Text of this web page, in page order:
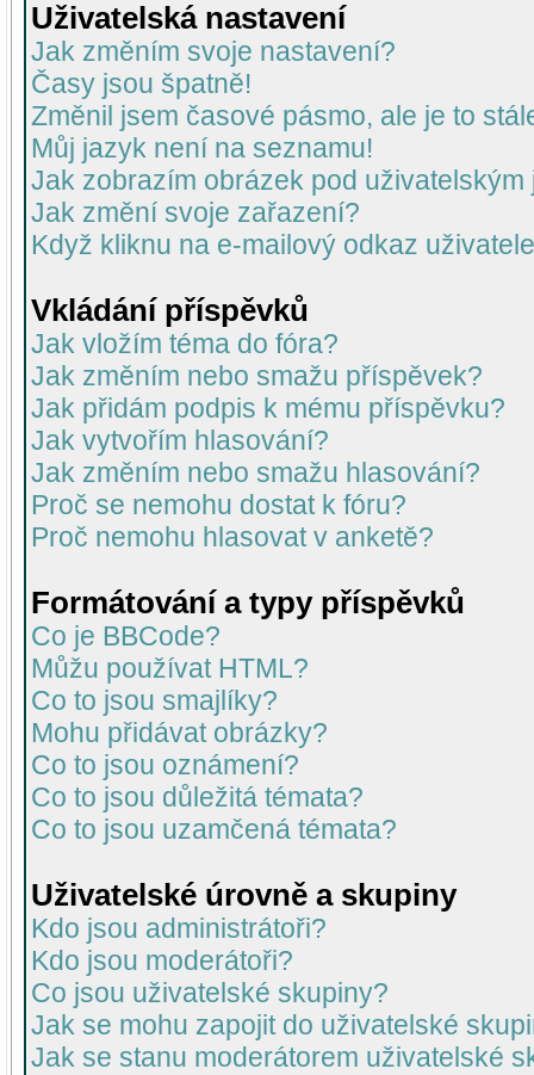
Uživatelská nastavení
Jak změním svoje nastavení?
Časy jsou špatně!
Změnil jsem časové pásmo, ale je to
Můj jazyk není na seznamu!
Jak zobrazím obrázek pod uživatelským
Jak změní svoje zařazení?
Když kliknu na e-mailový odkaz
Vkládání příspěvků
Jak vložím téma do fóra?
Jak změním nebo smažu příspěvek?
Jak přidám podpis k mému příspěvku?
Jak vytvořím hlasování?
Jak změním nebo smažu hlasování?
Proč se nemohu dostat k fóru?
Proč nemohu hlasovat v anketě?
Formátování a typy příspěvků
Co je BBCode?
Můžu používat HTML?
Co to jsou smajlíky?
Mohu přidávat obrázky?
Co to jsou oznámení?
Co to jsou důležitá témata?
Co to jsou uzamčená témata?
Uživatelské úrovně a skupiny
Kdo jsou administrátoři?
Kdo jsou moderátoři?
Co jsou uživatelské skupiny?
Jak se mohu zapojit do uživatelské
Jak se stanu moderátorem uživatelské